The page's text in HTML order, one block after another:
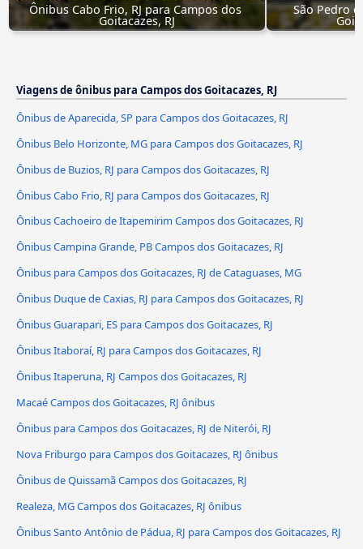
Ônibus Cabo Frio, RJ para Campos dos
Goitacazes, RJ
São Pedro
Viagens de ônibus para Campos dos Goitacazes, RJ
Ônibus de Aparecida, SP para Campos dos Goitacazes, RJ
Ônibus Belo Horizonte, MG para Campos dos Goitacazes, RJ
Ônibus de Buzios, RJ para Campos dos Goitacazes, RJ
Ônibus Cabo Frio, RJ para Campos dos Goitacazes, RJ
Ônibus Cachoeiro de Itapemirim Campos dos Goitacazes, RJ
Ônibus Campina Grande, PB Campos dos Goitacazes, RJ
Ônibus para Campos dos Goitacazes, RJ de Cataguases, MG
Ônibus Duque de Caxias, RJ para Campos dos Goitacazes, RJ
Ônibus Guarapari, ES para Campos dos Goitacazes, RJ
Ônibus Itaboraí, RJ para Campos dos Goitacazes, RJ
Ônibus Itaperuna, RJ Campos dos Goitacazes, RJ
Macaé Campos dos Goitacazes, RJ ônibus
Ônibus para Campos dos Goitacazes, RJ de Niterói, RJ
Nova Friburgo para Campos dos Goitacazes, RJ ônibus
Ônibus de Quissamã Campos dos Goitacazes, RJ
Realeza, MG Campos dos Goitacazes, RJ ônibus
Ônibus Santo Antônio de Pádua, RJ para Campos dos Goitacazes, RJ